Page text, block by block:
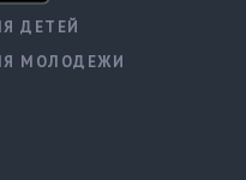
ДЕТЕЙ
МОЛОДЕЖИ